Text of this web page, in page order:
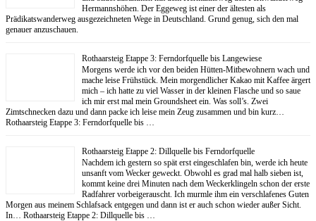
Hermannshöhen. Der Eggeweg ist einer der ältesten als
Prädikatswanderweg ausgezeichneten Wege in Deutschland. Grund genug, sich den mal
genauer anzuschauen.
Rothaarsteig Etappe 3: Ferndorfquelle bis Langewiese
Morgens werde ich vor den beiden Hütten-Mitbewohnern wach und
mache leise Frühstück. Mein morgendlicher Kakao mit Kaffee ärgert
mich – ich hatte zu viel Wasser in der kleinen Flasche und so saue
ich mir erst mal mein Groundsheet ein. Was soll’s. Zwei
Zimtschnecken dazu und dann packe ich leise mein Zeug zusammen und bin kurz…
Rothaarsteig Etappe 3: Ferndorfquelle bis …
Rothaarsteig Etappe 2: Dillquelle bis Ferndorfquelle
Nachdem ich gestern so spät erst eingeschlafen bin, werde ich heute
unsanft vom Wecker geweckt. Obwohl es grad mal halb sieben ist,
kommt keine drei Minuten nach dem Weckerklingeln schon der erste
Radfahrer vorbeigerauscht. Ich murmle ihm ein verschlafenes Guten
Morgen aus meinem Schlafsack entgegen und dann ist er auch schon wieder außer Sicht.
In… Rothaarsteig Etappe 2: Dillquelle bis …